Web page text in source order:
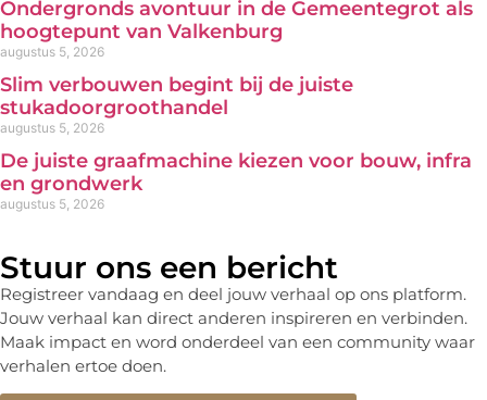
Ondergronds avontuur in de Gemeentegrot als
hoogtepunt van Valkenburg
augustus 5, 2026
Slim verbouwen begint bij de juiste
stukadoorgroothandel
augustus 5, 2026
De juiste graafmachine kiezen voor bouw, infra
en grondwerk
augustus 5, 2026
Stuur ons een bericht
Registreer vandaag en deel jouw verhaal op ons platform.
Jouw verhaal kan direct anderen inspireren en verbinden.
Maak impact en word onderdeel van een community waar
verhalen ertoe doen.